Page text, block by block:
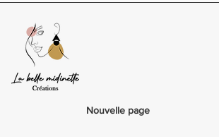
Nouvelle page